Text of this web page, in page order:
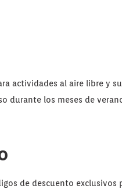
actividades al aire libre y
durante los meses de
de descuento exclusivos